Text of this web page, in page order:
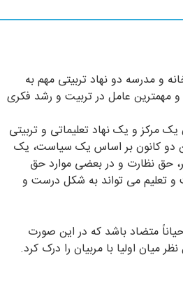
و مدرسه دو نهاد تربیتی مهم به
و مهمترین عامل در تربیت و رشد فکری
مرکز و یک نهاد تعلیماتی و تربیتی
دو کانون بر اساس یک سیاست، یک
حق نظارت و در بعضی موارد حق
و تعلیم می تواند به شکل درست و
متضاد باشد که در این صورت
میان اولیا با مربیان را درک کرد.